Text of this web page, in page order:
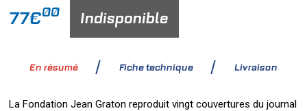
77€00 Indisponible
En résumé Fiche technique Livraison
La Fondation Jean Graton reproduit vingt couvertures du journal